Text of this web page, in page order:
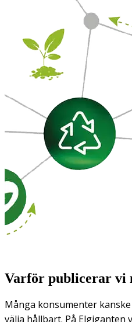
Varför publicerar vi
Många konsumenter
välja hållbart. På Elgiganten